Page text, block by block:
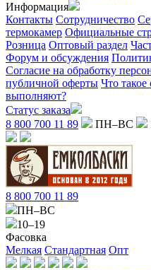
Информация
Контакты Сотрудничество
термокамер Официальные
Розница Оптовый раздел
Форум и обсуждения
Согласие на обработку
публичной оферты Что такое
выполняют?
Статус заказа
8 800 700 11 89
ПН–ВС
8 800 700 11 89
ПН–ВС
10–19
Фасовка
Мелкая Стандартная Опт